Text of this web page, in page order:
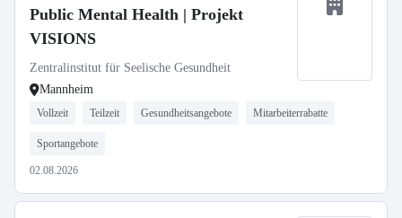
Public Mental Health | Projekt
VISIONS
Zentralinstitut für Seelische Gesundheit
Mannheim
Vollzeit Teilzeit Gesundheitsangebote Mitarbeiterrabatte
Sportangebote
02.08.2026